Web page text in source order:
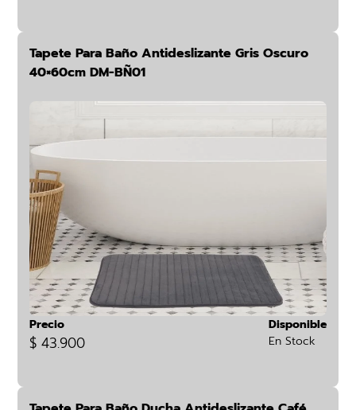
Tapete Para Baño Antideslizante Gris Oscuro
40×60cm DM-BÑ01
Precio
$ 43.900
Disponible
En Stock